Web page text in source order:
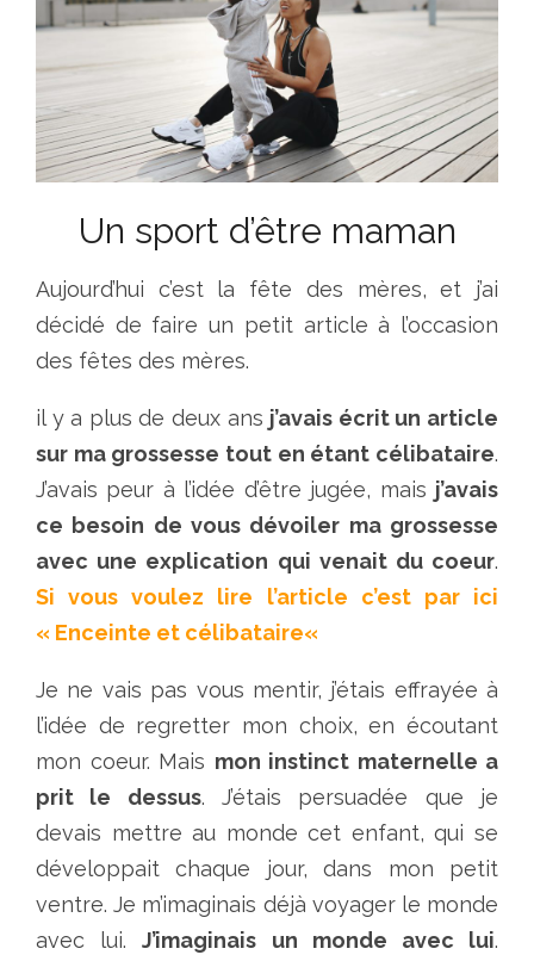
Un sport d’être maman
Aujourd’hui c’est la fête des mères, et j’ai
décidé de faire un petit article à l’occasion
des fêtes des mères.
il y a plus de deux ans j’avais écrit un article
sur ma grossesse tout en étant célibataire.
J’avais peur à l’idée d’être jugée, mais j’avais
ce besoin de vous dévoiler ma grossesse
avec une explication qui venait du coeur.
Si vous voulez lire l’article c’est par ici
« Enceinte et célibataire«
Je ne vais pas vous mentir, j’étais effrayée à
l’idée de regretter mon choix, en écoutant
mon coeur. Mais mon instinct maternelle a
prit le dessus. J’étais persuadée que je
devais mettre au monde cet enfant, qui se
développait chaque jour, dans mon petit
ventre. Je m’imaginais déjà voyager le monde
avec lui.J’imaginais un monde avec lui.